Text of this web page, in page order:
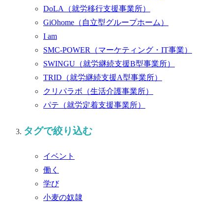
DoLA （就労移行支援事業所）
GiOhome （自立型グループホーム）
I am
SMC-POWER （マーケティング・IT事業）
SWINGU （就労継続支援B型事業所）
TRID （就労継続支援A型事業所）
クリパラボ （生活介護事業所）
パテ （就労定着支援事業所）
タグで絞り込む
イベント
働く
学び
小麦の奴隷